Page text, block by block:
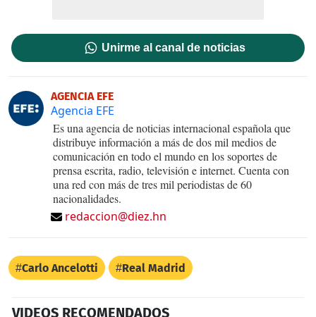
Unirme al canal de noticias
AGENCIA EFE
Agencia EFE
Es una agencia de noticias internacional española que
distribuye información a más de dos mil medios de
comunicación en todo el mundo en los soportes de
prensa escrita, radio, televisión e internet. Cuenta con
una red con más de tres mil periodistas de 60
nacionalidades.
redaccion@diez.hn
Carlo Ancelotti Real Madrid
VIDEOS RECOMENDADOS